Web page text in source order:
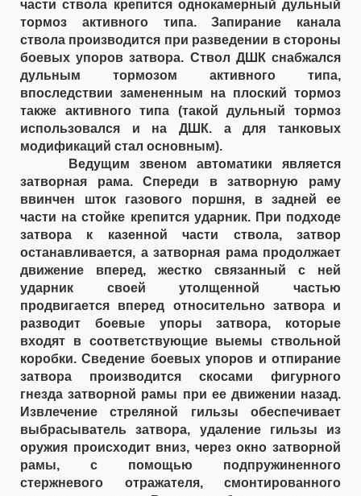
части ствола крепится однокамерный дульный
тормоз активного типа. Запирание канала
ствола производится при разведении в стороны
боевых упоров затвора. Ствол ДШК снабжался
дульным тормозом активного типа,
впоследствии замененным на плоский тормоз
также активного типа (такой дульный тормоз
использовался и на ДШК. а для танковых
модификаций стал основным).
Ведущим звеном автоматики является
затворная рама. Спереди в затворную раму
ввинчен шток газового поршня, в задней ее
части на стойке крепится ударник. При подходе
затвора к казенной части ствола, затвор
останавливается, а затворная рама продолжает
движение вперед, жестко связанный с ней
ударник своей утолщенной частью
продвигается вперед относительно затвора и
разводит боевые упоры затвора, которые
входят в соответствующие выемы ствольной
коробки. Сведение боевых упоров и отпирание
затвора производится скосами фигурного
гнезда затворной рамы при ее движении назад.
Извлечение стреляной гильзы обеспечивает
выбрасыватель затвора, удаление гильзы из
оружия происходит вниз, через окно затворной
рамы, с помощью подпружиненного
стержневого отражателя, смонтированного